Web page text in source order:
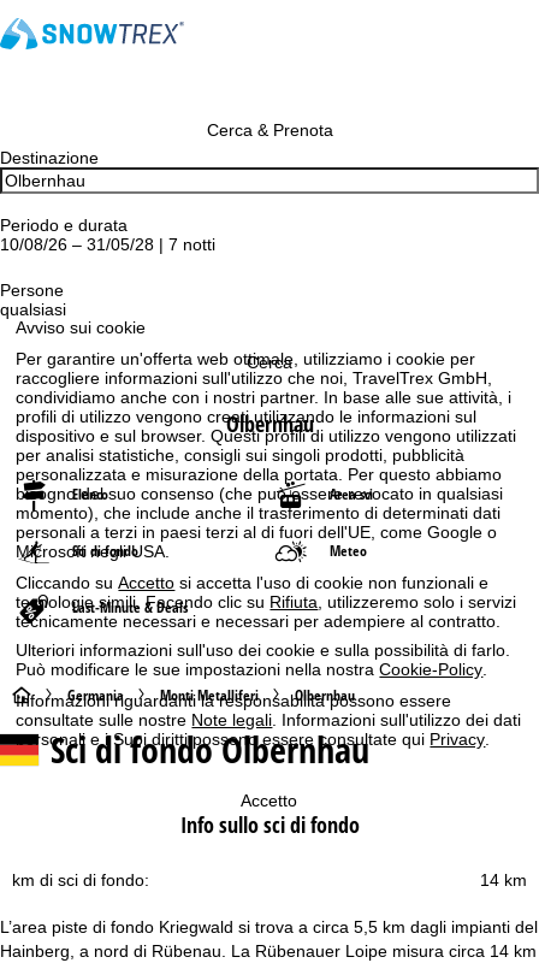
Avviso sui cookie
Per garantire un'offerta web ottimale, utilizziamo i cookie per
raccogliere informazioni sull'utilizzo che noi, TravelTrex GmbH,
condividiamo anche con i nostri partner. In base alle sue attività, i
profili di utilizzo vengono creati utilizzando le informazioni sul
dispositivo e sul browser. Questi profili di utilizzo vengono utilizzati
per analisi statistiche, consigli sui singoli prodotti, pubblicità
personalizzata e misurazione della portata. Per questo abbiamo
bisogno del suo consenso (che può essere revocato in qualsiasi
momento), che include anche il trasferimento di determinati dati
personali a terzi in paesi terzi al di fuori dell'UE, come Google o
Microsoft negli USA.
Cliccando suAccetto si accetta l'uso di cookie non funzionali e
tecnologie simili. Facendo clic su Rifiuta , utilizzeremo solo i servizi
tecnicamente necessari e necessari per adempiere al contratto.
Ulteriori informazioni sull'uso dei cookie e sulla possibilità di farlo.
Può modificare le sue impostazioni nella nostraCookie-Policy
Informazioni riguardanti la responsabilità possono essere
consultate sulle nostre Note legali . Informazioni sull'utilizzo dei dati
personali e i Suoi diritti possono essere consultate qui Privacy
Accetto
Cerca & Prenota
Destinazione
Periodo e durata
10/08/26 – 31/05/28 | 7 notti
Persone
qualsiasi
Cerca
Olbernhau
Elenco Area sci
Sci di fondo Meteo
Last-Minute & Deals
H
o
p
Germania Monti Metalliferi Olbernhau
Sci di fondo Olbernhau
Info sullo sci di fondo
14 km
km di sci di fondo:
L’area piste di fondo Kriegwald si trova a circa 5,5 km dagli impianti del
Hainberg, a nord di Rübenau. La Rübenauer Loipe misura circa 14 km